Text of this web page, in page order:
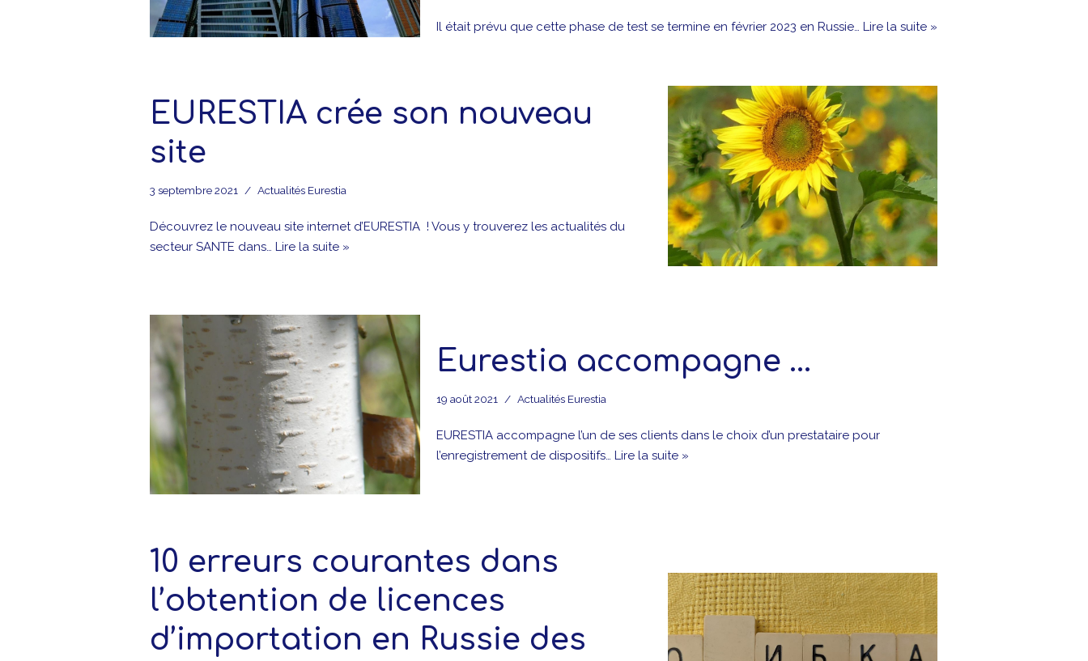
Il était prévu que cette phase de test se termine en février 2023 en Russie… Lire la suite »
EURESTIA crée son nouveau
site
3 septembre 2021 Actualités Eurestia
Découvrez le nouveau site internet d’EURESTIA ! Vous y trouverez les actualités du
secteur SANTE dans…Lire la suite »
Eurestia accompagne …
19 août 2021 Actualités Eurestia
EURESTIA accompagne l’un de ses clients dans le choix d’un prestataire pour
l’enregistrement de dispositifs… Lire la suite »
10 erreurs courantes dans
l’obtention de licences
d’importation en Russie des